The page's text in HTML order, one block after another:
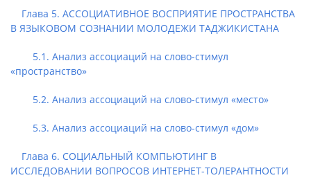
Глава 5. АССОЦИАТИВНОЕ ВОСПРИЯТИЕ ПРОСТРАНСТВА
В ЯЗЫКОВОМ СОЗНАНИИ МОЛОДЕЖИ ТАДЖИКИСТАНА
5.1. Анализ ассоциаций на слово-стимул
«пространство»
5.2. Анализ ассоциаций на слово-стимул «место»
5.3. Анализ ассоциаций на слово-стимул «дом»
Глава 6. СОЦИАЛЬНЫЙ КОМПЬЮТИНГ В
ИССЛЕДОВАНИИ ВОПРОСОВ ИНТЕРНЕТ-ТОЛЕРАНТНОСТИ